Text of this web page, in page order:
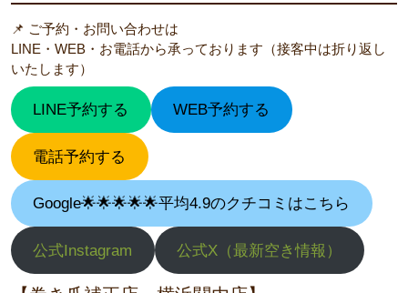
📌 ご予約・お問い合わせは
LINE・WEB・お電話から承っております（接客中は折り返し
いたします）
LINE予約する WEB予約する
電話予約する
Google🌟🌟🌟🌟🌟平均4.9のクチコミはこちら
公式Instagram 公式X（最新空き情報）